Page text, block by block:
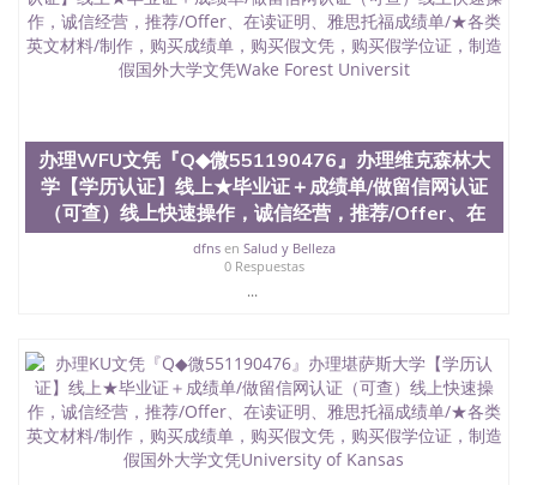
办理WFU文凭『Q◆微551190476』办理维克森林大
学【学历认证】线上★毕业证＋成绩单/做留信网认证
（可查）线上快速操作，诚信经营，推荐/Offer、在
dfnsen Salud y Belleza
0 Respuestas
...